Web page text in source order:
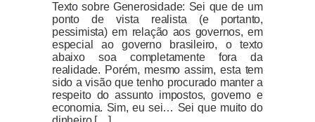
Texto sobre Generosidade: Sei que de um
ponto de vista realista (e portanto,
pessimista) em relação aos governos, em
especial ao governo brasileiro, o texto
abaixo soa completamente fora da
realidade. Porém, mesmo assim, esta tem
sido a visão que tenho procurado manter a
respeito do assunto impostos, governo e
economia. Sim, eu sei… Sei que muito do